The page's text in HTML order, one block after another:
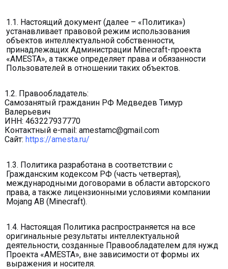
1.1. Настоящий документ (далее – «Политика»)
устанавливает правовой режим использования
объектов интеллектуальной собственности,
принадлежащих Администрации Minecraft-проекта
«AMESTA», а также определяет права и обязанности
Пользователей в отношении таких объектов.
1.2. Правообладатель:
Самозанятый гражданин РФ Медведев Тимур
Валерьевич
ИНН: 463227937770
Контактный e-mail: amestamc@gmail.com
Сайт:https://amesta.ru/
1.3. Политика разработана в соответствии с
Гражданским кодексом РФ (часть четвертая),
международными договорами в области авторского
права, а также лицензионными условиями компании
Mojang AB (Minecraft).
1.4. Настоящая Политика распространяется на все
оригинальные результаты интеллектуальной
деятельности, созданные Правообладателем для нужд
Проекта «AMESTA», вне зависимости от формы их
выражения и носителя.